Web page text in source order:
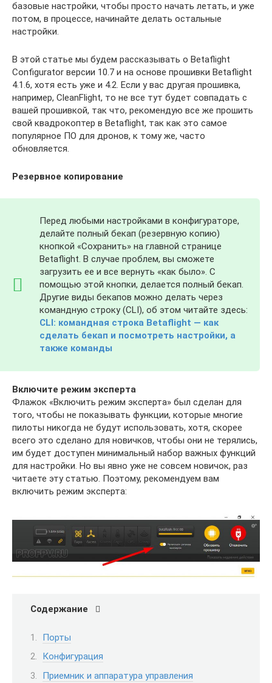
базовые настройки, чтобы просто начать летать, и уже
потом, в процессе, начинайте делать остальные
настройки.
В этой статье мы будем рассказывать о Betaflight
Configurator версии 10.7 и на основе прошивки Betaflight
4.1.6, хотя есть уже и 4.2. Если у вас другая прошивка,
например, CleanFlight, то не все тут будет совпадать с
вашей прошивкой, так что, рекомендую все же прошить
свой квадрокоптер в Betaflight, так как это самое
популярное ПО для дронов, к тому же, часто
обновляется.
Резервное копирование
Перед любыми настройками в конфигураторе,
делайте полный бекап (резервную копию)
кнопкой «Сохранить» на главной странице
Betaflight. В случае проблем, вы сможете
загрузить ее и все вернуть «как было». С
помощью этой кнопки, делается полный бекап.
Другие виды бекапов можно делать через
командную строку (CLI), об этом читайте здесь:
CLI: командная строка Betaflight — как
сделать бекап и посмотреть настройки, а
также команды
Включите режим эксперта
Флажок «Включить режим эксперта» был сделан для
того, чтобы не показывать функции, которые многие
пилоты никогда не будут использовать, хотя, скорее
всего это сделано для новичков, чтобы они не терялись,
им будет доступен минимальный набор важных функций
для настройки. Но вы явно уже не совсем новичок, раз
читаете эту статью. Поэтому, рекомендуем вам
включить режим эксперта:
Содержание
Порты
Конфигурация
Приемник и аппаратура управления